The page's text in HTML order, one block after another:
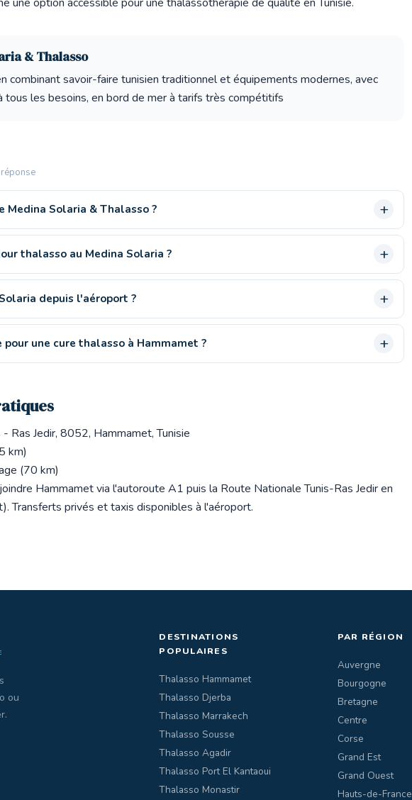
& Thalasso
combinant savoir-faire tunisien traditionnel et équipements modernes, avec
les besoins, en bord de mer à tarifs très compétitifs
Medina Solaria & Thalasso ?
thalasso au Medina Solaria ?
depuis l'aéroport ?
une cure thalasso à Hammamet ?
Ras Jedir, 8052, Hammamet, Tunisie
km)
(70 km)
Hammamet via l'autoroute A1 puis la Route Nationale Tunis-Ras Jedir en
Transferts privés et taxis disponibles à l'aéroport.
ou
DESTINATIONS
POPULAIRES
Thalasso Hammamet
Thalasso Djerba
Thalasso Marrakech
Thalasso Sousse
Thalasso Agadir
Thalasso Port El Kantaoui
Thalasso Monastir
PAR RÉGION
Auvergne
Bourgogne
Bretagne
Centre
Corse
Grand Est
Grand Ouest
Hauts-de-France